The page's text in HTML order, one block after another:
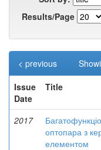
Results/Page
< previous
Issue
Date
Title
2017
оптопара з
елементом